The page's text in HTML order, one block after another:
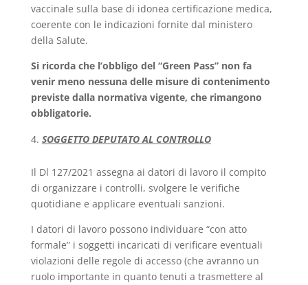
vaccinale sulla base di idonea certificazione medica,
coerente con le indicazioni fornite dal ministero
della Salute.
Si ricorda che l’obbligo del “Green Pass” non fa
venir meno nessuna delle misure di contenimento
previste dalla normativa vigente, che rimangono
obbligatorie.
SOGGETTO DEPUTATO AL CONTROLLO
Il Dl 127/2021 assegna ai datori di lavoro il compito
di organizzare i controlli, svolgere le verifiche
quotidiane e applicare eventuali sanzioni.
I datori di lavoro possono individuare “con atto
formale” i soggetti incaricati di verificare eventuali
violazioni delle regole di accesso (che avranno un
ruolo importante in quanto tenuti a trasmettere al